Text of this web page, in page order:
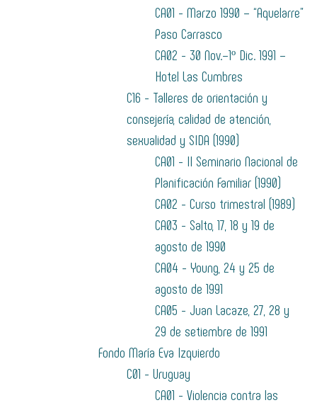
CA01 - Marzo 1990 – “Aquelarre”
Paso Carrasco
CA02 - 30 Nov.–1º Dic. 1991 –
Hotel Las Cumbres
C16 - Talleres de orientación y
consejería, calidad de atención,
sexualidad y SIDA (1990)
CA01 - II Seminario Nacional de
Planificación Familiar (1990)
CA02 - Curso trimestral (1989)
CA03 - Salto, 17, 18 y 19 de
agosto de 1990
CA04 - Young, 24 y 25 de
agosto de 1991
CA05 - Juan Lacaze, 27, 28 y
29 de setiembre de 1991
Fondo María Eva Izquierdo
C01 - Uruguay
CA01 - Violencia contra las